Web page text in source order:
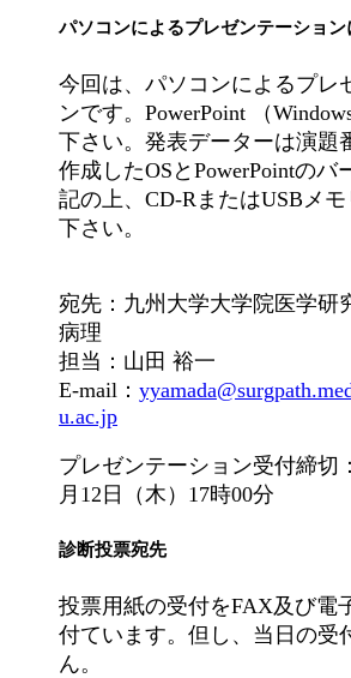
パソコンによるプレゼンテーション
今回は、パソコンによるプレ
ンです。PowerPoint （
下さい。発表データーは演題
作成したOSとPowerPointのバ
記の上、CD-RまたはUSBメ
下さい。
宛先：九州大学大学院医学研
病理
担当：山田 裕一
E-mail：
u.ac.jp
プレゼンテーション受付締切
月12日（木）17時00分
診断投票宛先
投票用紙の受付をFAX及び電
付ています。但し、当日の受
ん。